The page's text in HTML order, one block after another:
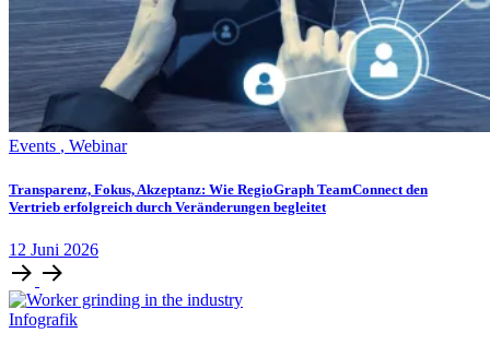
Events , Webinar
Transparenz, Fokus, Akzeptanz: Wie RegioGraph TeamConnect den
Vertrieb erfolgreich durch Veränderungen begleitet
12 Juni 2026
Infografik